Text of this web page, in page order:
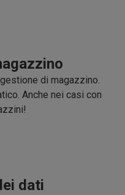
di magazzino.
Anche nei casi con
dati